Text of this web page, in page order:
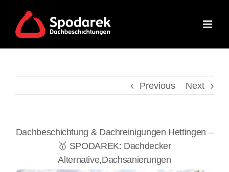
content
Previous Next
Dachbeschichtung & Dachreinigungen Hettingen –
🥇 SPODAREK: Dachdecker
Alternative,Dachsanierungen